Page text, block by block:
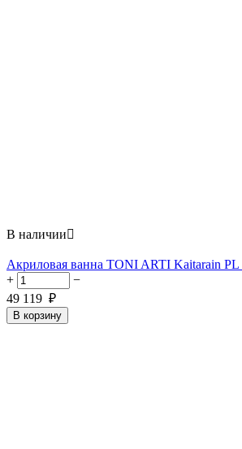
В наличии
Акриловая ванна TONI ARTI Kaitarain PL
+
−
49 119 ₽
В корзину